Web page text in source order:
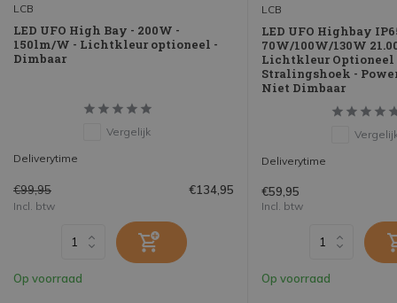
LCB
LED UFO High Bay - 200W -
150lm/W - Lichtkleur optioneel -
Dimbaar
Vergelijk
Deliverytime
€99,95 €134,95
Incl. btw
Op voorraad
LCB
LED UFO Highbay
70W/100W/130W
Lichtkleur Optioneel
Stralingshoek -
Niet Dimbaar
Deliverytime
€59,95
Incl. btw
Op voorraad